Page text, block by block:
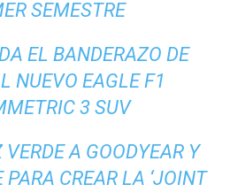
SEMESTRE
EL BANDERAZO DE
NUEVO EAGLE F1
3 SUV
A GOODYEAR Y
PARA CREAR LA ‘JOINT